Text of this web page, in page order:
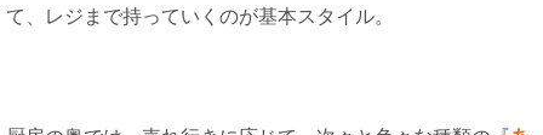
て、レジまで持っていくのが基本スタイル。